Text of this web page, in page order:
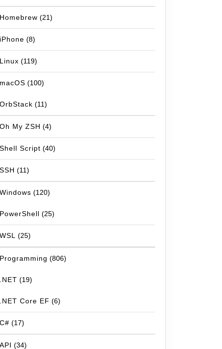
Homebrew (21)
iPhone (8)
Linux (119)
macOS (100)
OrbStack (11)
Oh My ZSH (4)
Shell Script (40)
SSH (11)
Windows (120)
PowerShell (25)
WSL (25)
Programming (806)
.NET (19)
.NET Core EF (6)
C# (17)
API (34)